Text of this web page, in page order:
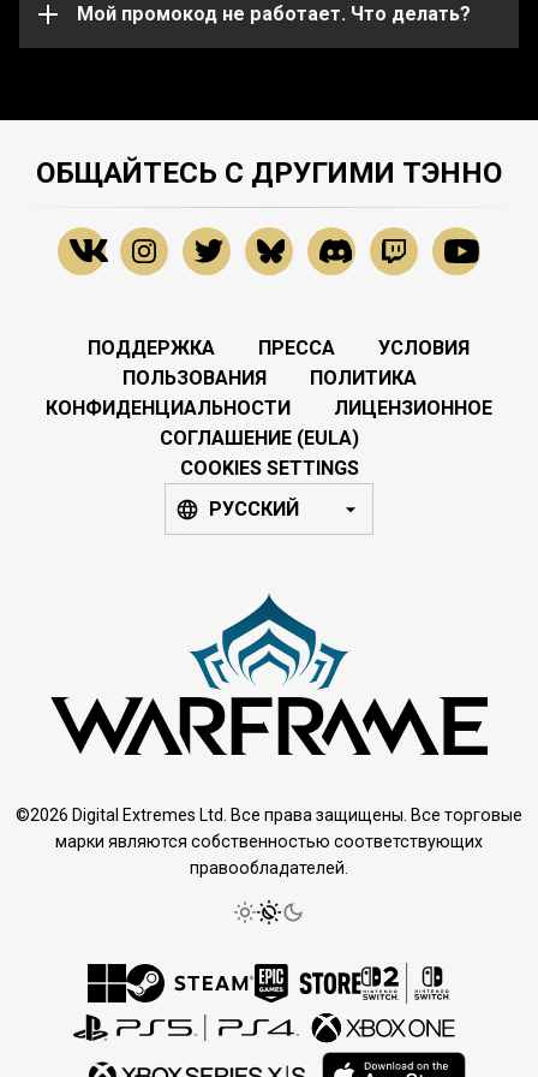
Мой промокод не работает. Что делать?
службу поддержки.
ОБЩАЙТЕСЬ С ДРУГИМИ ТЭННО
ПОДДЕРЖКА ПРЕССА
УСЛОВИЯ
ПОЛЬЗОВАНИЯ
ПОЛИТИКА
КОНФИДЕНЦИАЛЬНОСТИ
ЛИЦЕНЗИОННОЕ
СОГЛАШЕНИЕ (EULA)
COOKIES SETTINGS
РУССКИЙ
©2026 Digital Extremes Ltd. Все права защищены. Все торговые
марки являются собственностью соответствующих
правообладателей.